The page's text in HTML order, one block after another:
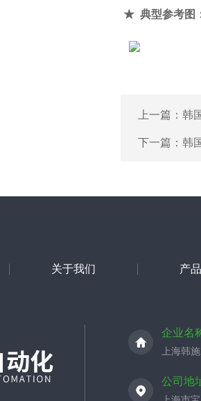
★ 典型参考图
上一篇： 韩
下一篇： 韩
关于我们 产
企业名
上海韩
公司地